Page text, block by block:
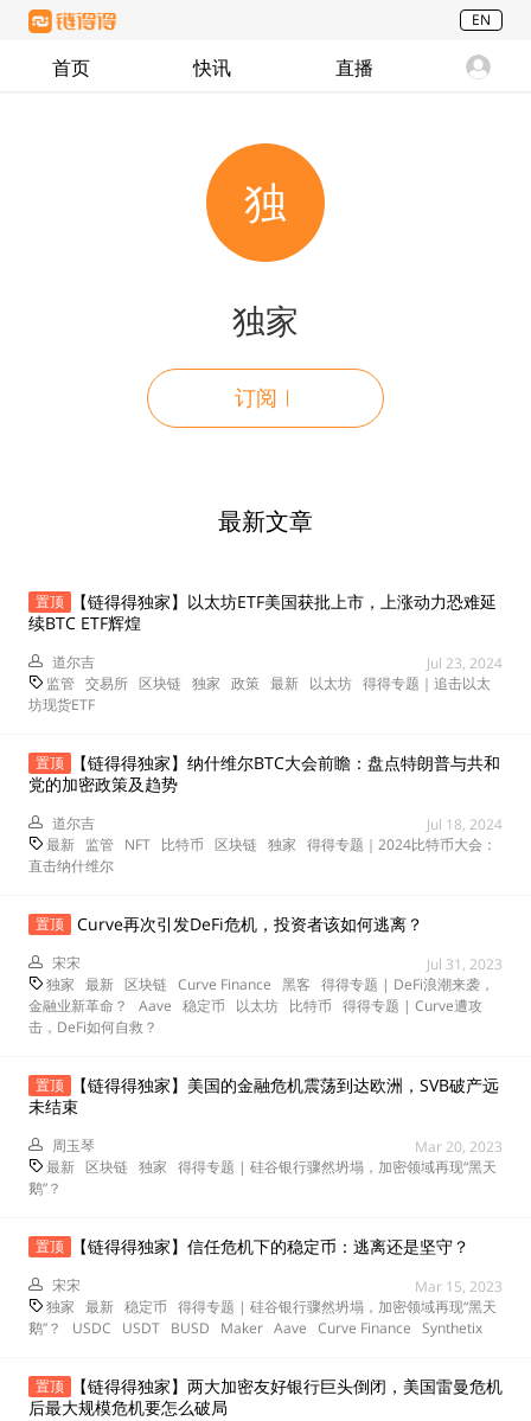
EN
首页 快讯 直播
独
独家
订阅
最新文章
置顶
【链得得独家】以太坊ETF美国获批上市，上涨动力恐难延
续BTC ETF辉煌
道尔吉
Jul 23, 2024
监管 交易所 区块链 独家 政策 最新 以太坊 得得专题｜追击以太
坊现货ETF
置顶
【链得得独家】纳什维尔BTC大会前瞻：盘点特朗普与共和
党的加密政策及趋势
道尔吉
Jul 18, 2024
最新 监管 NFT 比特币 区块链 独家 得得专题｜2024比特币大会：
直击纳什维尔
置顶 Curve再次引发DeFi危机，投资者该如何逃离？
宋宋
Jul 31, 2023
独家 最新 区块链 Curve Finance 黑客 得得专题 | DeFi浪潮来袭，
金融业新革命？
Aave 稳定币 以太坊 比特币 得得专题 | Curve遭攻
击，DeFi如何自救？
置顶
【链得得独家】美国的金融危机震荡到达欧洲，SVB破产远
未结束
周玉琴
Mar 20, 2023
最新 区块链 独家 得得专题 | 硅谷银行骤然坍塌，加密领域再现“黑天
鹅”？
置顶 【链得得独家】信任危机下的稳定币：逃离还是坚守？
宋宋
Mar 15, 2023
独家 最新 稳定币 得得专题 | 硅谷银行骤然坍塌，加密领域再现“黑天
鹅”？
USDC USDT BUSD Maker Aave Curve Finance Synthetix
置顶
【链得得独家】两大加密友好银行巨头倒闭，美国雷曼危机
后最大规模危机要怎么破局